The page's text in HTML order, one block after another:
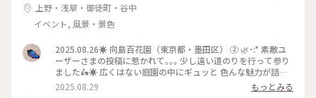
上野・浅草・御徒町・谷中
イベント, 風景・景色
2025.08.26☀️ 向島百花園（東京都・墨田区） ② 🌿･:* 素敵ユ
ーザーさまの投稿に惹かれて｡｡｡ 少し遠い道のりを行って参り
ました🛵☀️ 広くはない庭園の中にギュッと 色んな魅力が詰ま
っている場所でした✨ #夏散歩 #向島百花園 #ゆるり夏時間 #か
ざぐるま #風鈴 #俳句 #朝顔 #東京スカイツリー 〜〜〜〜〜〜
2025.08.29
もっとみる